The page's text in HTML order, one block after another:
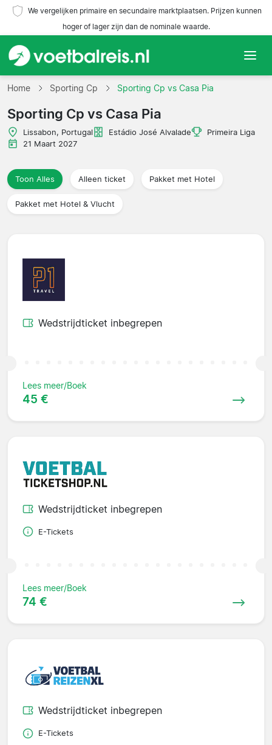
We vergelijken primaire en secundaire marktplaatsen. Prijzen kunnen
hoger of lager zijn dan de nominale waarde.
Home
Teams
Competities
Reisorganisaties
Home Sporting Cp Sporting Cp vs Casa Pia
Sporting Cp vs Casa Pia
Lissabon, Portugal Estádio José Alvalade
Primeira Liga
21 Maart 2027
Toon Alles Alleen ticket Pakket met Hotel
Pakket met Hotel & Vlucht
Wedstrijdticket inbegrepen
Lees meer/Boek
45 €
Wedstrijdticket inbegrepen
E-Tickets
Lees meer/Boek
74 €
Wedstrijdticket inbegrepen
E-Tickets